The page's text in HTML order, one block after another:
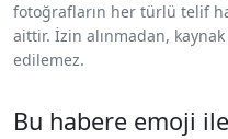
fotoğrafların her türlü telif
aittir. İzin alınmadan,
edilemez.
Bu habere emoji